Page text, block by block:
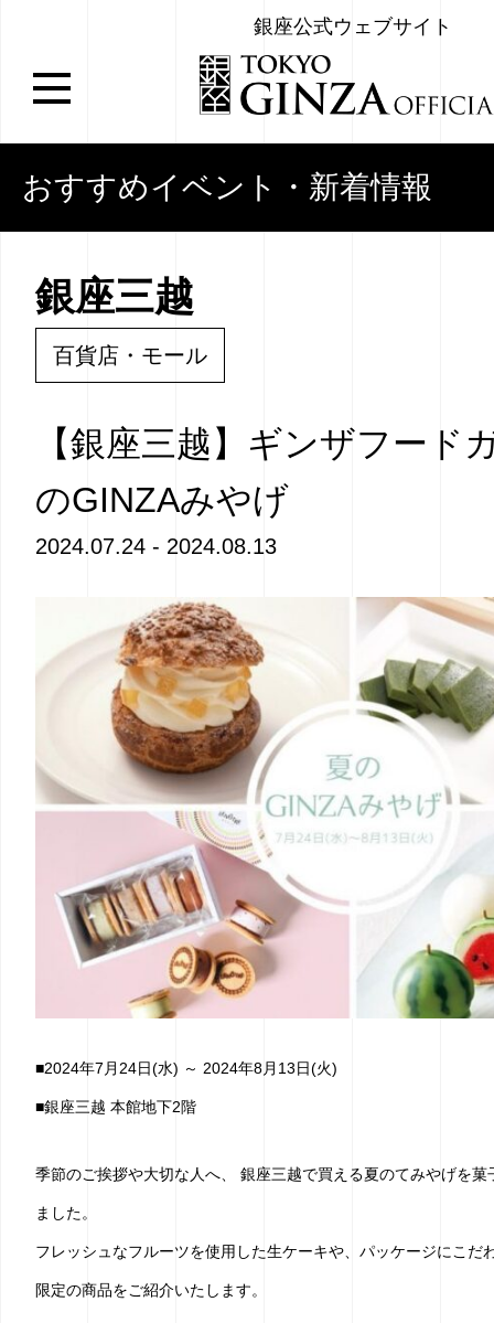
銀座公式ウェブサイト
おすすめイベント・新着情報
銀座三越
百貨店・モール
【銀座三越】ギンザフード
のGINZAみやげ
2024.07.24 - 2024.08.13
■2024年7月24日(水) ～ 2024年8月13日(火)
■銀座三越 本館地下2階
季節のご挨拶や大切な人へ、 銀座三越で買える夏のてみやげを
ました。
フレッシュなフルーツを使用した生ケーキや、パッケージにこだ
限定の商品をご紹介いたします。